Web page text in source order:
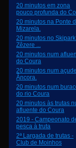
20 minutos em zona
pouco profunda do
20 minutos na Ponte
Mizarela.
20 minutos no
Zêzere ...
20 minutos num
do Coura
20 minutos num
Âncora.
20 minutos num
do rio Coura
20 minutos às trutas
afluente do Coura
2019 - Campeonato
pesca à truta
2ª Largada de trutas -
Club de Moinhos